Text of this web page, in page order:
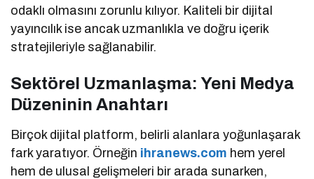
odaklı olmasını zorunlu kılıyor. Kaliteli bir dijital
yayıncılık ise ancak uzmanlıkla ve doğru içerik
stratejileriyle sağlanabilir.
Sektörel Uzmanlaşma: Yeni Medya
Düzeninin Anahtarı
Birçok dijital platform, belirli alanlara yoğunlaşarak
fark yaratıyor. Örneğin ihranews.com hem yerel
hem de ulusal gelişmeleri bir arada sunarken,